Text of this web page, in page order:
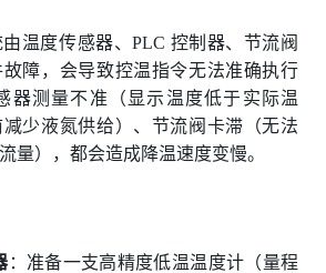
温度传感器、PLC 控制器、节流阀
障，会导致控温指令无法准确执行
测量不准（显示温度低于实际温
少液氮供给）、节流阀卡滞（无法
量），都会造成降温速度变慢。
：准备一支高精度低温温度计（量程